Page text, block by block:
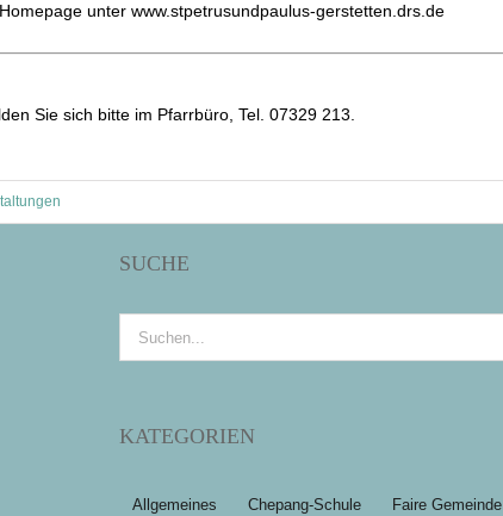
unter www.stpetrusundpaulus-gerstetten.drs.de
Sie sich bitte im Pfarrbüro, Tel. 07329 213.
SUCHE
Suche
nach:
KATEGORIEN
Allgemeines Chepang-Schule Faire Gemeinde